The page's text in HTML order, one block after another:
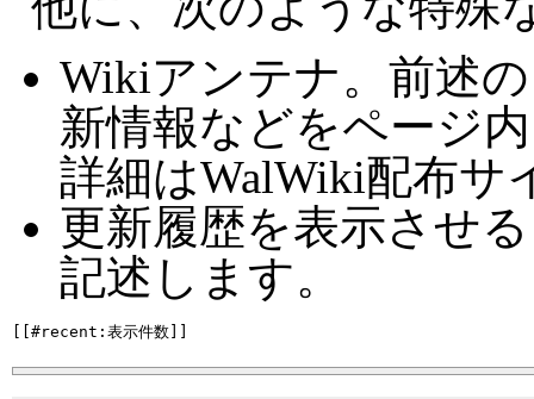
Wikiアンテナ。前述
新情報などをページ
詳細はWalWiki配布サ
更新履歴を表示させ
記述します。